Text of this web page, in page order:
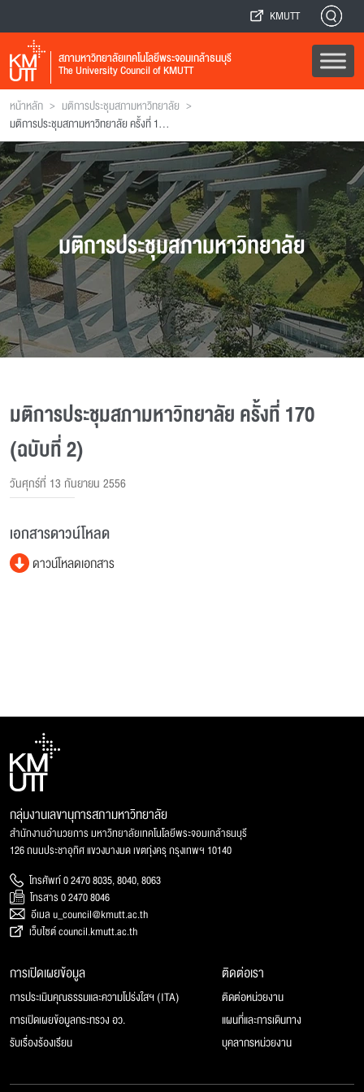
KMUTT
สภามหาวิทยาลัยเทคโนโลยีพระจอมเกล้าธนบุรี
The University Council of KMUTT
หน้าหลัก > มติการประชุมสภามหาวิทยาลัย >
มติการประชุมสภามหาวิทยาลัย ครั้งที่ 170 (ฉบับที่ 2)
มติการประชุมสภามหาวิทยาลัย
มติการประชุมสภามหาวิทยาลัย ครั้งที่ 170
(ฉบับที่ 2)
วันศุกร์ที่ 13 กันยายน 2556
เอกสารดาวน์โหลด
ดาวน์โหลดเอกสาร
กลุ่มงานเลขานุการสภามหาวิทยาลัย
สำนักงานอำนวยการ มหาวิทยาลัยเทคโนโลยีพระจอมเกล้าธนบุรี
126 ถนนประชาอุทิศ แขวงบางมด เขตทุ่งครุ กรุงเทพฯ 10140
โทรศัพท์ 0 2470 8035, 8040, 8063
โทรสาร 0 2470 8046
อีเมล u_council@kmutt.ac.th
เว็บไซต์ council.kmutt.ac.th
การเปิดเผยข้อมูล
การประเมินคุณธรรมและความโปร่งใสฯ (ITA)
การเปิดเผยข้อมูลกระทรวง อว.
รับเรื่องร้องเรียน
ติดต่อเรา
ติดต่อหน่วยงาน
แผนที่และการเดินทาง
บุคลากรหน่วยงาน